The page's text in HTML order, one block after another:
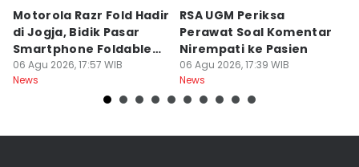
Motorola Razr Fold Hadir
di Jogja, Bidik Pasar
Smartphone Foldable
Premium
06 Agu 2026, 17:57 WIB
News
RSA UGM Periksa
Perawat Soal Komentar
Nirempati ke Pasien
06 Agu 2026, 17:39 WIB
News